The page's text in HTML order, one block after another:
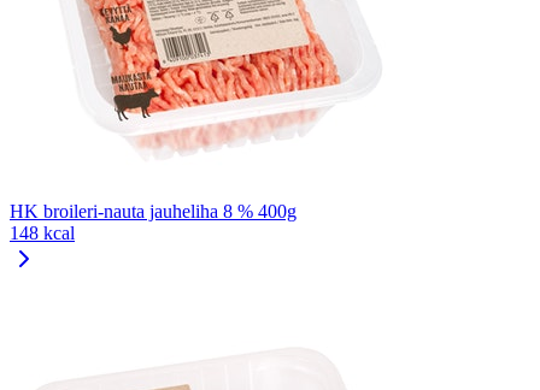
HK broileri-nauta jauheliha 8 % 400g
148 kcal